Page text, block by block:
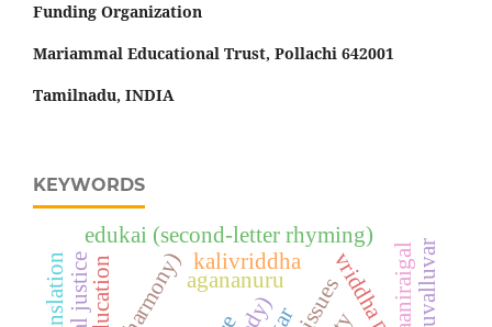
Funding Organization
Mariammal Educational Trust, Pollachi 642001
Tamilnadu, INDIA
KEYWORDS
edukai (second-letter rhyming)
agananuru
kalivriddha thiruvalluvar
education aaniraigal